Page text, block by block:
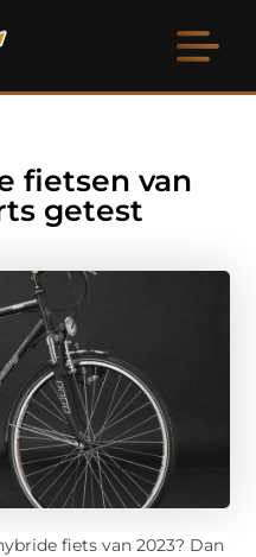
fietsen van
getest
fiets van 2023? Dan